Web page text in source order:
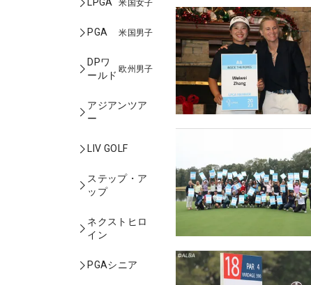
米国女子
PGA 米国男子
DPワ
ールド
欧州男子
アジアンツア
ー
LIV GOLF
ステップ・ア
ップ
ネクストヒロ
イン
PGAシニア